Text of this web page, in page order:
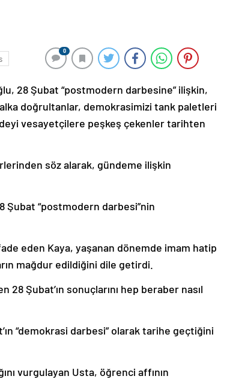
0
28 Şubat “postmodern darbesine” ilişkin,
doğrultanlar, demokrasimizi tank paletleri
vesayetçilere peşkeş çekenler tarihten
söz alarak, gündeme ilişkin
Şubat “postmodern darbesi”nin
eden Kaya, yaşanan dönemde imam hatip
mağdur edildiğini dile getirdi.
Şubat’ın sonuçlarını hep beraber nasıl
“demokrasi darbesi” olarak tarihe geçtiğini
vurgulayan Usta, öğrenci affının